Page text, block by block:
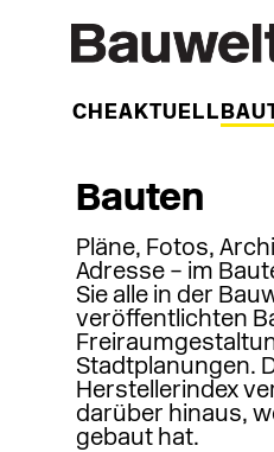
WOCHEAKTUELL
Bauten
Pläne, Fotos,
Adresse – im
Sie alle in der
veröffentlichten
Stadtplanungen.
Herstellerindex
darüber hinaus,
gebaut hat.